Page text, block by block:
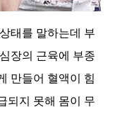
태를 말하는데 부
장의 근육에 부종
만들어 혈액이 힘
되지 못해 몸이 무